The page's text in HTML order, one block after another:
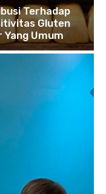
Terhadap
Gluten
Umum